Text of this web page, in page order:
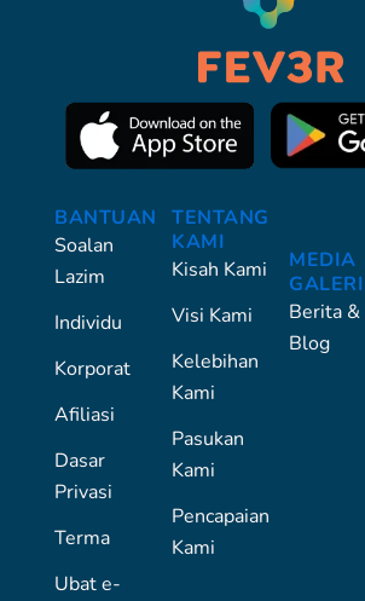
BANTUAN
Soalan
Lazim
Individu
Korporat
Afiliasi
Dasar
Privasi
Terma
Ubat e-
TENTANG
KAMI
Kisah Kami
Visi Kami
Kelebihan
Kami
Pasukan
Kami
Pencapaian
Kami
MEDIA
GALERI
Berita &
Blog